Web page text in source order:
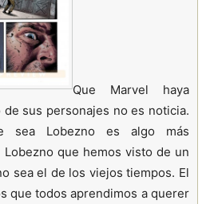
Que Marvel haya
sus personajes no es noticia.
sea Lobezno es algo más
Lobezno que hemos visto de un
sea el de los viejos tiempos. El
que todos aprendimos a querer